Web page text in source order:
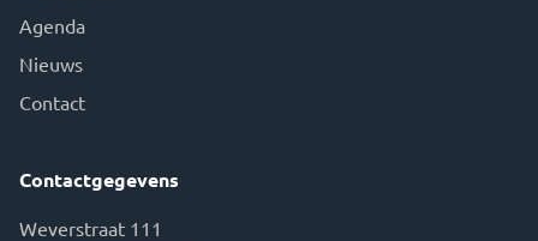
Agenda
Nieuws
Contact
Contactgegevens
Weverstraat 111